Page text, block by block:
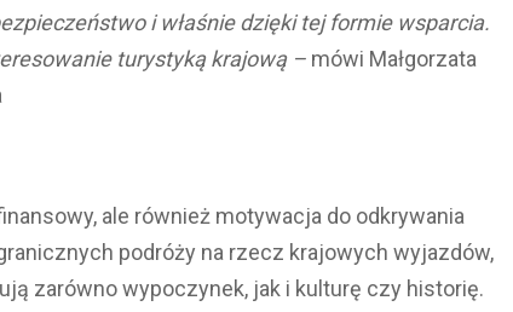
i właśnie dzięki tej formie wsparcia.
turystyką krajową – mówi Małgorzata
ale również motywacja do odkrywania
podróży na rzecz krajowych wyjazdów,
zarówno wypoczynek, jak i kulturę czy historię.